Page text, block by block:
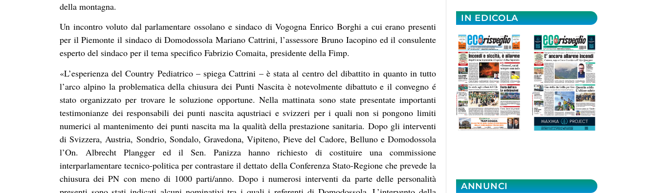
della montagna.
Un incontro voluto dal parlamentare ossolano e sindaco di Vogogna Enrico Borghi a cui erano presenti
per il Piemonte il sindaco di Domodossola Mariano Cattrini, l’assessore Bruno Iacopino ed il consulente
esperto del sindaco per il tema specifico Fabrizio Comaita, presidente della Fimp.
«L’esperienza del Country Pediatrico – spiega Cattrini – è stata al centro del dibattito in quanto in tutto
l’arco alpino la problematica della chiusura dei Punti Nascita è notevolmente dibattuto e il convegno é
stato organizzato per trovare le soluzione opportune. Nella mattinata sono state presentate importanti
testimonianze dei responsabili dei punti nascita aqustriaci e svizzeri per i quali non si pongono limiti
numerici al mantenimento dei punti nascita ma la qualità della prestazione sanitaria. Dopo gli interventi
di Svizzera, Austria, Sondrio, Sondalo, Gravedona, Vipiteno, Pieve del Cadore, Belluno e Domodossola
l’On. Albrecht Plangger ed il Sen. Panizza hanno richiesto di costituire una commissione
interparlamentare tecnico-politica per contrastare il dettato della Conferenza Stato-Regione che prevede la
chiusura dei PN con meno di 1000 parti/anno. Dopo i numerosi interventi da parte delle personalità
IN EDICOLA
ANNUNCI